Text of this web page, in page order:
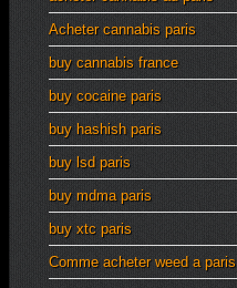
Acheter cannabis paris
buy cannabis france
buy cocaine paris
buy hashish paris
buy lsd paris
buy mdma paris
buy xtc paris
Comme acheter weed a paris